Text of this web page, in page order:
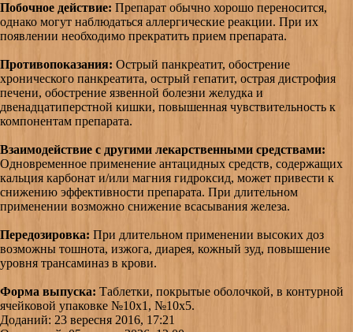
Побочное действие: Препарат обычно хорошо переносится,
однако могут наблюдаться аллергические реакции. При их
появлении необходимо прекратить прием препарата.
Противопоказания: Острый панкреатит, обострение
хронического панкреатита, острый гепатит, острая дистрофия
печени, обострение язвенной болезни желудка и
двенадцатиперстной кишки, повышенная чувствительность к
компонентам препарата.
Взаимодействие с другими лекарственными средствами:
Одновременное применение антацидных средств, содержащих
кальция карбонат и/или магния гидроксид, может привести к
снижению эффективности препарата. При длительном
применении возможно снижение всасывания железа.
Передозировка: При длительном применении высоких доз
возможны тошнота, изжога, диарея, кожный зуд, повышение
уровня трансаминаз в крови.
Форма выпуска: Таблетки, покрытые оболочкой, в контурной
ячейковой упаковке №10х1, №10х5.
Доданий: 23 вересня 2016, 17:21